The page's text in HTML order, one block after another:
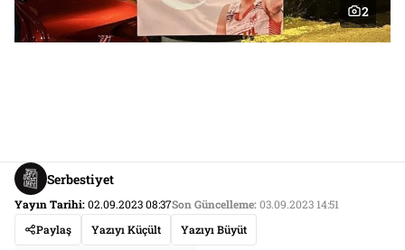
2
Serbestiyet
Yayın Tarihi:02.09.2023 08:37Son Güncelleme:03.09.2023 14:51
Paylaş
Yazıyı Küçült Yazıyı Büyüt